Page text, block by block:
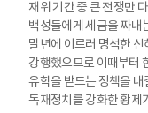
재위 기간 중 큰 전쟁만
백성들에게 세금을 짜내
말년에 이르러 명석한
강행했으므로 이때부터
유학을 받드는 정책을
독재정치를 강화한 황제